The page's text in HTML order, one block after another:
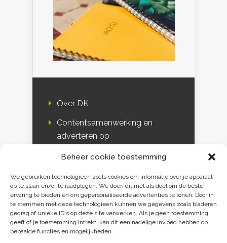
Beheer cookie toestemming
We gebruiken technologieën zoals cookies om informatie over je apparaat
op te slaan en/of te raadplegen. We doen dit met als doel om de beste
ervaring te bieden en om gepersonaliseerde advertenties te tonen. Door in
te stemmen met deze technologieën kunnen we gegevens zoals bladeren
gedrag of unieke ID's op deze site verwerken. Als je geen toestemming
geeft of je toestemming intrekt, kan dit een nadelige invloed hebben op
bepaalde functies en mogelijkheden.
Over DK
Contentsamenwerking en
adverteren op
DK & media
Disclaimer
Privacy verklaring